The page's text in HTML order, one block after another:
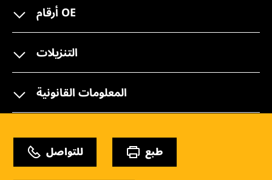
أرقام OE
التنزيلات
المعلومات القانونية
للتواصل طبع